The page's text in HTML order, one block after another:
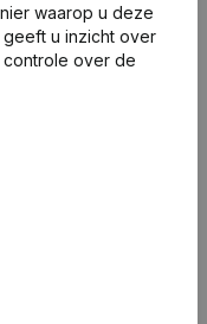
€33.177 € 1.437
waarop u deze
geeft u inzicht over
over de